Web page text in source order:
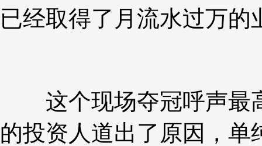
已经取得了月流水过万的
这个现场夺冠呼声最
的投资人道出了原因，